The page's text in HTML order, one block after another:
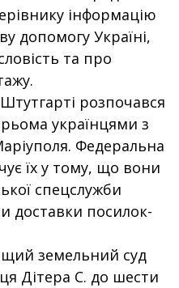
інформацію
допомогу Україні,
та про
розпочався
українцями з
Федеральна
їх у тому, що вони
спецслужби
доставки посилок-
земельний суд
Дітера С. до шести